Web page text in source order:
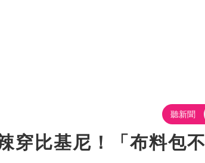
聽新聞
穿比基尼！「布料